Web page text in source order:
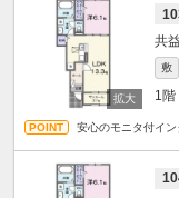
敷
1階
安心のモニタ付イ